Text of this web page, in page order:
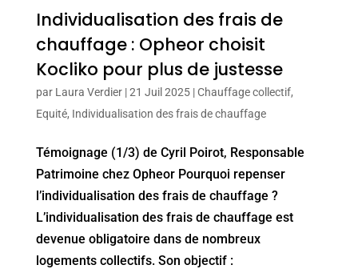
Individualisation des frais de
chauffage : Opheor choisit
Kocliko pour plus de justesse
par Laura Verdier|21 Juil 2025|Chauffage collectif,
Equité, Individualisation des frais de chauffage
Témoignage (1/3) de Cyril Poirot, Responsable
Patrimoine chez Opheor Pourquoi repenser
l’individualisation des frais de chauffage ?
L’individualisation des frais de chauffage est
devenue obligatoire dans de nombreux
logements collectifs. Son objectif :